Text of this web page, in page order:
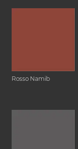
Rosso Namib